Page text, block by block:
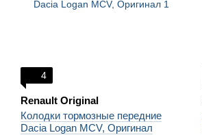
4
Renault Original
Колодки тормозные передние
Dacia Logan MCV, Оригинал